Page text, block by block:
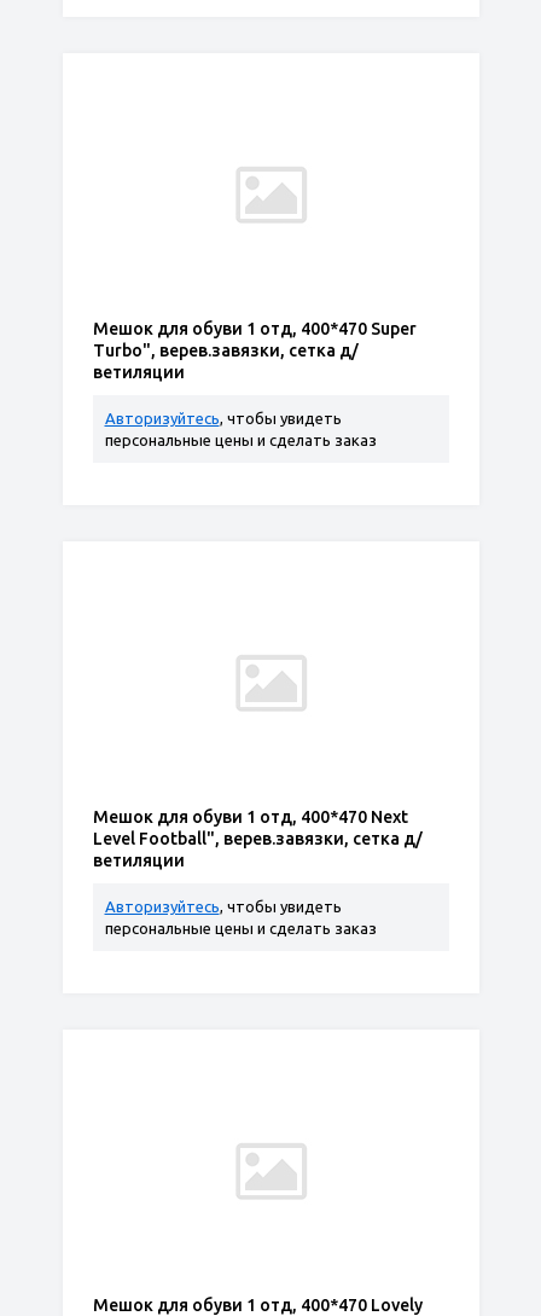
Мешок для обуви 1 отд, 400*470 Super
Turbo", верев.завязки, сетка д/
ветиляции
Авторизуйтесь, чтобы увидеть
персональные цены и сделать заказ
Мешок для обуви 1 отд, 400*470 Next
Level Football", верев.завязки, сетка д/
ветиляции
Авторизуйтесь, чтобы увидеть
персональные цены и сделать заказ
Мешок для обуви 1 отд, 400*470 Lovely